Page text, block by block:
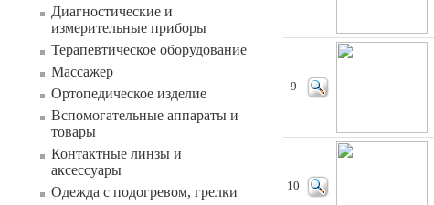
Диагностические и
измерительные приборы
Терапевтическое оборудование
Массажер
Ортопедическое изделие
Вспомогательные аппараты и
товары
Контактные линзы и
аксессуары
Одежда с подогревом, грелки
9
10